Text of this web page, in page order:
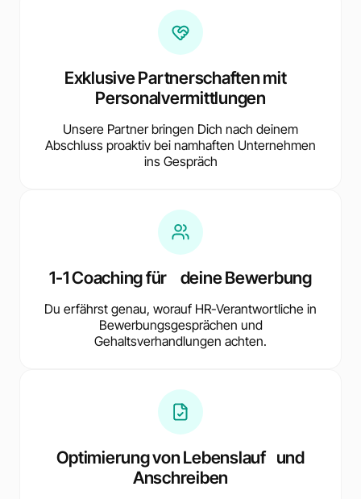
Exklusive Partnerschaften mit
Personalvermittlungen
Unsere Partner bringen Dich nach deinem
Abschluss proaktiv bei namhaften Unternehmen
ins Gespräch
1-1 Coaching für deine Bewerbung
Du erfährst genau, worauf HR-Verantwortliche in
Bewerbungsgesprächen und
Gehaltsverhandlungen achten.
Optimierung von Lebenslauf und
Anschreiben